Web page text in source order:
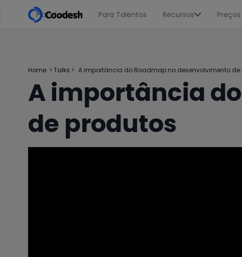
Plataforma Para Talentos Recursos Preços
Home > Talks > A importância do Roadmap no desenvolvimento de
A importância
de produtos